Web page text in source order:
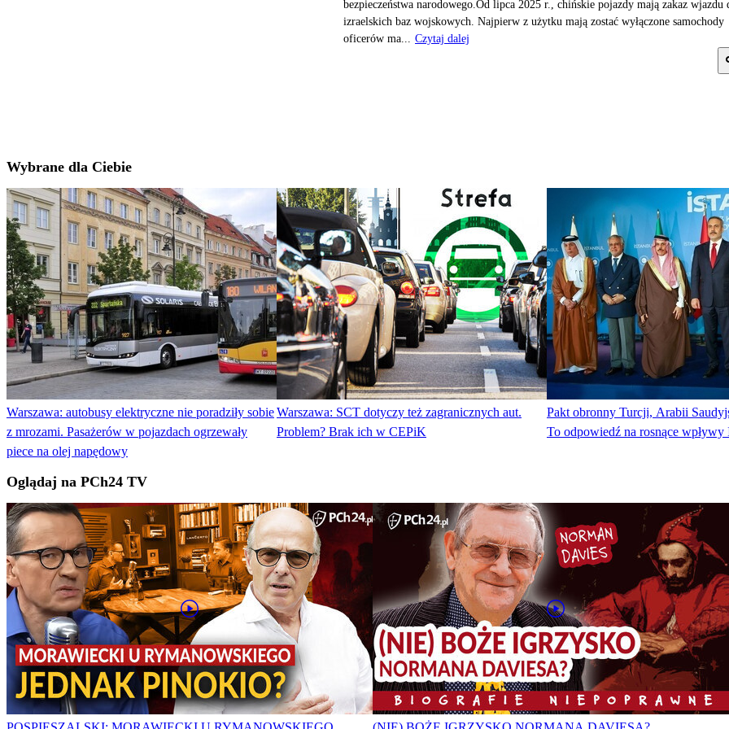
bezpieczeństwa narodowego.Od lipca 2025 r., chińskie pojazdy mają zakaz wjazdu
izraelskich baz wojskowych. Najpierw z użytku mają zostać wyłączone samochody
oficerów ma... Czytaj dalej
Wybrane dla Ciebie
Warszawa: autobusy elektryczne nie poradziły sobie
z mrozami. Pasażerów w pojazdach ogrzewały
piece na olej napędowy
Warszawa: SCT dotyczy też zagranicznych aut.
Problem? Brak ich w CEPiK
Pakt obronny Turcji, Arabii
To odpowiedź na rosnące wpływy
Oglądaj na PCh24 TV